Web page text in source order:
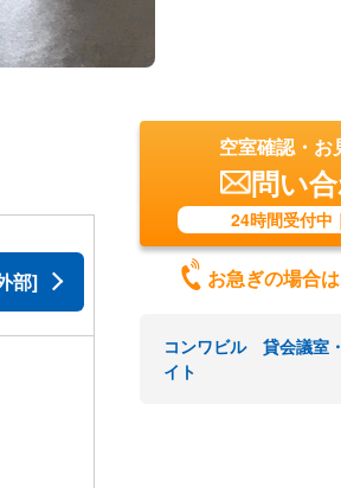
部]
空室確認・お
問い
24時間受付中
お急ぎの場合
コンワビル 貸会議室
イト